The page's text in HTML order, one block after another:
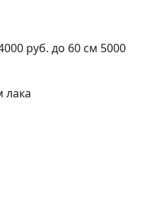
руб. до 60 см 5000
лака